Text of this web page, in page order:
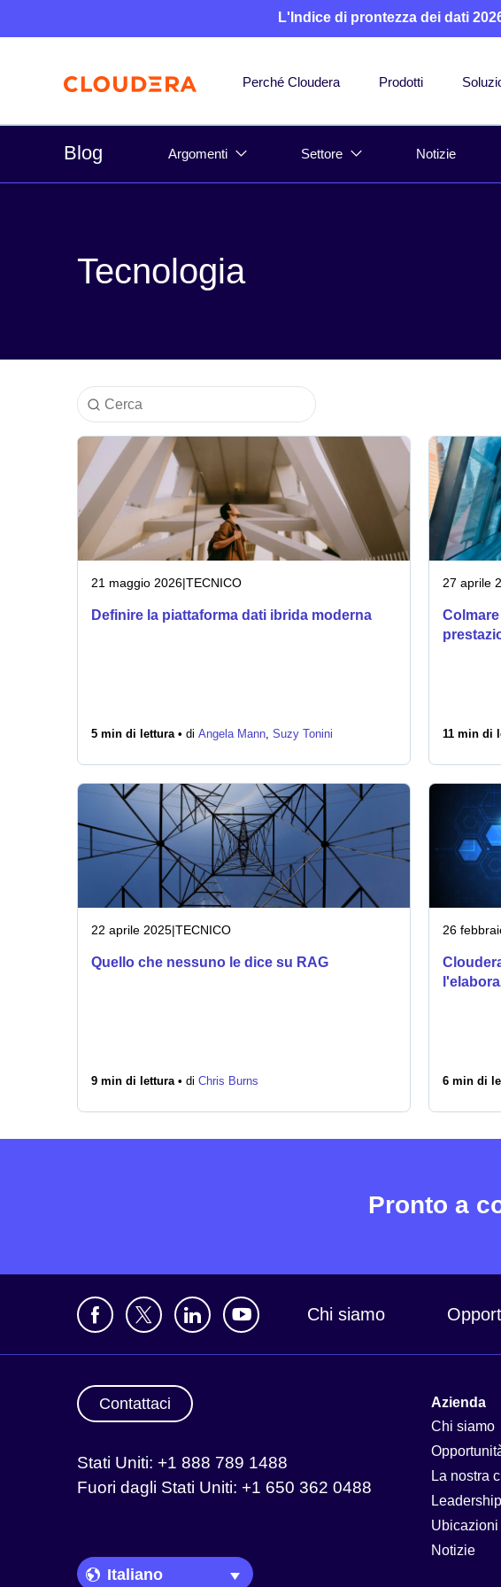
L'Indice di prontezza dei dati
Perché Cloudera Prodotti
Blog Argomenti Settore Notizie
Tecnologia
21 maggio 2026|TECNICO
Definire la piattaforma dati ibrida moderna
5 min di lettura • di Angela Mann, Suzy Tonini
27 aprile
11 min di
22 aprile 2025|TECNICO
Quello che nessuno le dice su RAG
9 min di lettura • di Chris Burns
26
6 min di
Pronto a
Chi siamo
Contattaci
Stati Uniti: +1 888 789 1488
Fuori dagli Stati Uniti: +1 650 362 0488
Language Picker
Azienda
Chi siamo
La nostra
Leadership
Notizie